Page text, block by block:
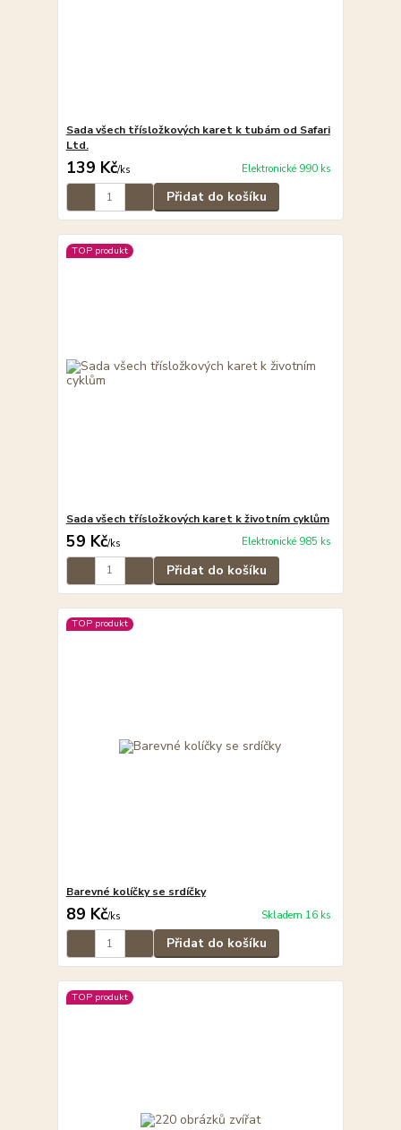
Sada všech třísložkových karet k tubám od Safari
Ltd.
139 Kč/ks Elektronické 990 ks
Přidat do košíku
TOP produkt
Sada všech třísložkových karet k životním cyklům
59 Kč/ks Elektronické 985 ks
Přidat do košíku
TOP produkt
Barevné kolíčky se srdíčky
89 Kč/ks Skladem 16 ks
Přidat do košíku
TOP produkt